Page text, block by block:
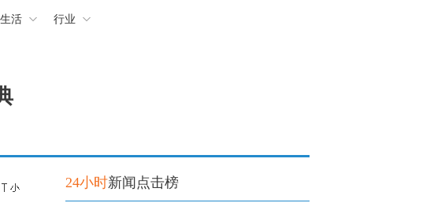
生活 行业
24小时新闻点击榜